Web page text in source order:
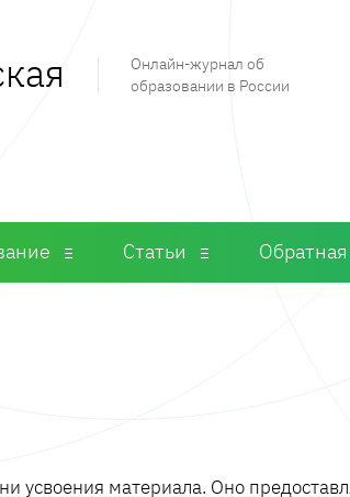
Онлайн-журнал об
образовании в России
Статьи
усвоения материала. Оно